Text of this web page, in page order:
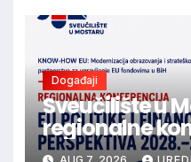
Događaji
Sveučilište u
regionalne
budućnosti